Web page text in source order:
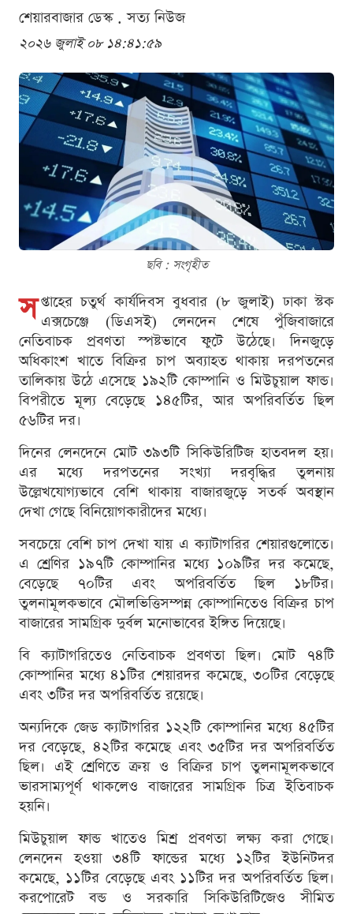
শেয়ারবাজার ডেস্ক . সত্য নিউজ
২০২৬ জুলাই ০৮ ১৪:৪১:৫৯
ছবি : সংগৃহীত
স প্তাহের চতুর্থ কার্যদিবস বুধবার (৮ জুলাই) ঢাকা স্টক
এক্সচেঞ্জে (ডিএসই) লেনদেন শেষে পুঁজিবাজারে
নেতিবাচক প্রবণতা স্পষ্টভাবে ফুটে উঠেছে। দিনজুড়ে
অধিকাংশ খাতে বিক্রির চাপ অব্যাহত থাকায় দরপতনের
তালিকায় উঠে এসেছে ১৯২টি কোম্পানি ও মিউচুয়াল ফান্ড।
বিপরীতে মূল্য বেড়েছে ১৪৫টির, আর অপরিবর্তিত ছিল
৫৬টির দর।
দিনের লেনদেনে মোট ৩৯৩টি সিকিউরিটিজ হাতবদল হয়।
এর মধ্যে দরপতনের সংখ্যা দরবৃদ্ধির তুলনায়
উল্লেখযোগ্যভাবে বেশি থাকায় বাজারজুড়ে সতর্ক অবস্থান
দেখা গেছে বিনিয়োগকারীদের মধ্যে।
সবচেয়ে বেশি চাপ দেখা যায় এ ক্যাটাগরির শেয়ারগুলোতে।
এ শ্রেণির ১৯৭টি কোম্পানির মধ্যে ১০৯টির দর কমেছে,
বেড়েছে ৭০টির এবং অপরিবর্তিত ছিল ১৮টির।
তুলনামূলকভাবে মৌলভিত্তিসম্পন্ন কোম্পানিতেও বিক্রির চাপ
বাজারের সামগ্রিক দুর্বল মনোভাবের ইঙ্গিত দিয়েছে।
বি ক্যাটাগরিতেও নেতিবাচক প্রবণতা ছিল। মোট ৭৪টি
কোম্পানির মধ্যে ৪১টির শেয়ারদর কমেছে, ৩০টির বেড়েছে
এবং ৩টির দর অপরিবর্তিত রয়েছে।
অন্যদিকে জেড ক্যাটাগরির ১২২টি কোম্পানির মধ্যে ৪৫টির
দর বেড়েছে, ৪২টির কমেছে এবং ৩৫টির দর অপরিবর্তিত
ছিল। এই শ্রেণিতে ক্রয় ও বিক্রির চাপ তুলনামূলকভাবে
ভারসাম্যপূর্ণ থাকলেও বাজারের সামগ্রিক চিত্র ইতিবাচক
হয়নি।
মিউচুয়াল ফান্ড খাতেও মিশ্র প্রবণতা লক্ষ্য করা গেছে।
লেনদেন হওয়া ৩৪টি ফান্ডের মধ্যে ১২টির ইউনিটদর
কমেছে, ১১টির বেড়েছে এবং ১১টির দর অপরিবর্তিত ছিল।
করপোরেট বন্ড ও সরকারি সিকিউরিটিজেও সীমিত